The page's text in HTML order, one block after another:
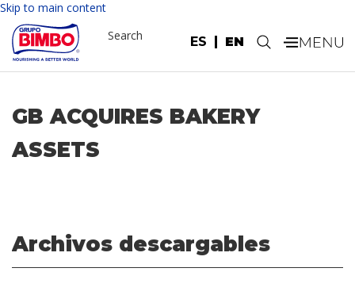
Skip to main content
ES EN
Search .
GB ACQUIRES BAKERY
ASSETS
Archivos descargables